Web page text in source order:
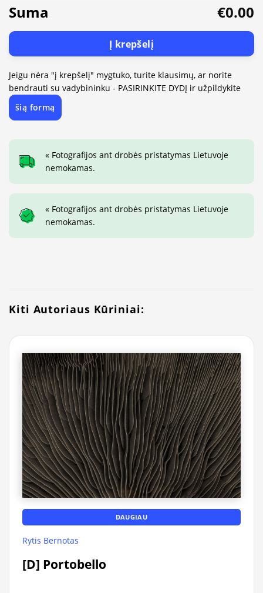
Suma €0.00
Į krepšelį
Jeigu nėra "į krepšelį" mygtuko, turite klausimų, ar norite
bendrauti su vadybininku - PASIRINKITE DYDĮ ir užpildykite
šią formą
« Fotografijos ant drobės pristatymas Lietuvoje
nemokamas.
« Fotografijos ant drobės pristatymas Lietuvoje
nemokamas.
Kiti Autoriaus Kūriniai:
DAUGIAU
Rytis Bernotas
[D] Portobello